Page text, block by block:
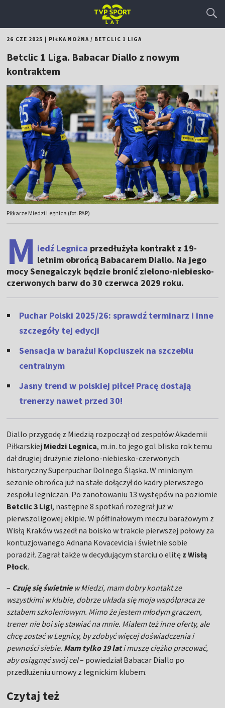
26 CZE 2025 PIŁKA NOŻNA/ BETCLIC 1 LIGA
Betclic 1 Liga. Babacar Diallo z nowym
kontraktem
Piłkarze Miedzi Legnica (fot. PAP)
M iedź Legnica przedłużyła kontrakt z 19-
letnim obrońcą Babacarem Diallo. Na jego
mocy Senegalczyk będzie bronić zielono-niebiesko-
czerwonych barw do 30 czerwca 2029 roku.
Puchar Polski 2025/26: sprawdź terminarz i inne
szczegóły tej edycji
Sensacja w barażu! Kopciuszek na szczeblu
centralnym
Jasny trend w polskiej piłce! Pracę dostają
trenerzy nawet przed 30!
Diallo przygodę z Miedzią rozpoczął od zespołów Akademii
Piłkarskiej Miedzi Legnica, m.in. to jego gol blisko rok temu
dał drugiej drużynie zielono-niebiesko-czerwonych
historyczny Superpuchar Dolnego Śląska. W minionym
sezonie obrońca już na stałe dołączył do kadry pierwszego
zespołu legniczan. Po zanotowaniu 13 występów na poziomie
Betclic 3 Ligi, następne 8 spotkań rozegrał już w
pierwszoligowej ekipie. W półfinałowym meczu barażowym z
Wisłą Kraków wszedł na boisko w trakcie pierwszej połowy za
kontuzjowanego Adnana Kovacevicia i świetnie sobie
poradził. Zagrał także w decydującym starciu o elitę z Wisłą
Płock.
– Czuję się świetniew Miedzi, mam dobry kontakt ze
wszystkimi w klubie, dobrze układa się moja współpraca ze
sztabem szkoleniowym. Mimo że jestem młodym graczem,
trener nie boi się stawiać na mnie. Miałem też inne oferty, ale
chcę zostać w Legnicy, by zdobyć więcej doświadczenia i
pewności siebie. Mam tylko 19 lati muszę ciężko pracować,
aby osiągnąć swój cel– powiedział Babacar Diallo po
przedłużeniu umowy z legnickim klubem.
Czytaj też